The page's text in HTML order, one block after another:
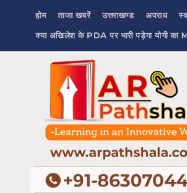
होम ताजा खबरें उत्तराखण्ड अपराध
क्या अखिलेश के PDA पर भारी पड़ेगा योगी का